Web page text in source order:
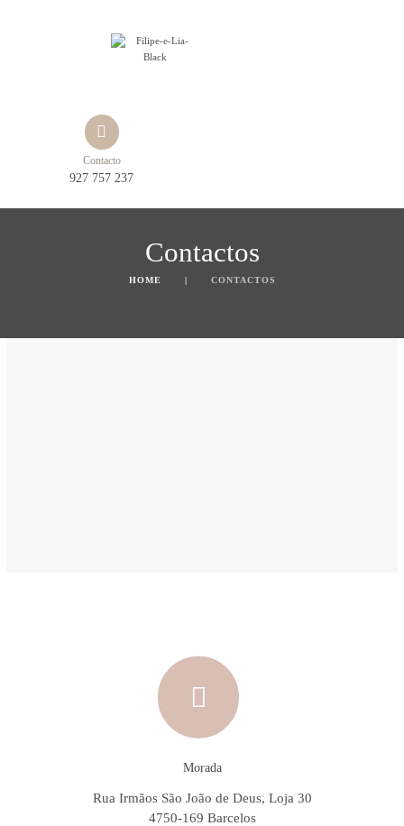
Contacto
927 757 237
Contactos
HOME CONTACTOS
Morada
Rua Irmãos São João de Deus, Loja 30
4750-169 Barcelos